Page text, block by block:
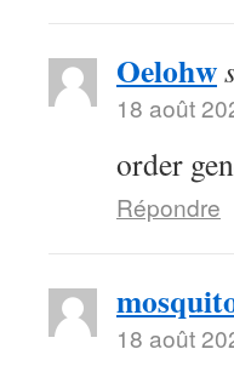
Oelohw
18 août
order
Répondre
18 août